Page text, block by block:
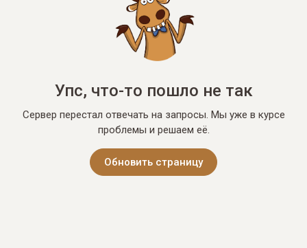
Упс, что-то пошло не так
Сервер перестал отвечать на запросы. Мы уже в курсе
проблемы и решаем её.
Обновить страницу